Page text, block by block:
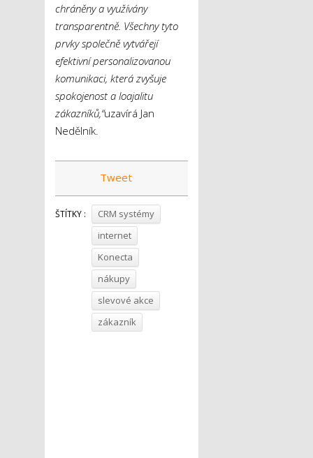
chráněny a využívány
transparentně. Všechny tyto
prvky společně vytvářejí
efektivní personalizovanou
komunikaci, která zvyšuje
spokojenost a loajalitu
zákazníků,“uzavírá Jan
Nedělník.
Tweet
ŠTÍTKY :
CRM systémy
internet
Konecta
nákupy
slevové akce
zákazník